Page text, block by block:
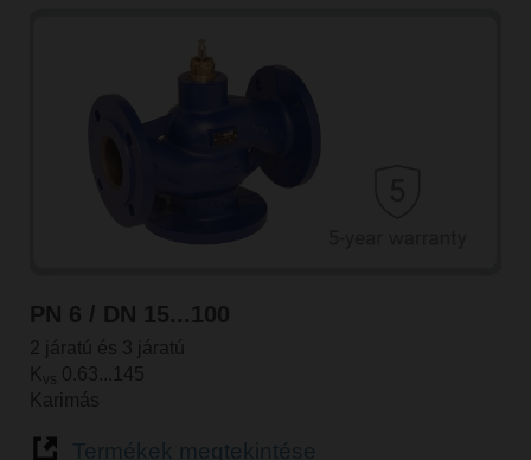
PN 6 / DN 15...100
2 járatú és 3 járatú
K
0.63...145
Karimás